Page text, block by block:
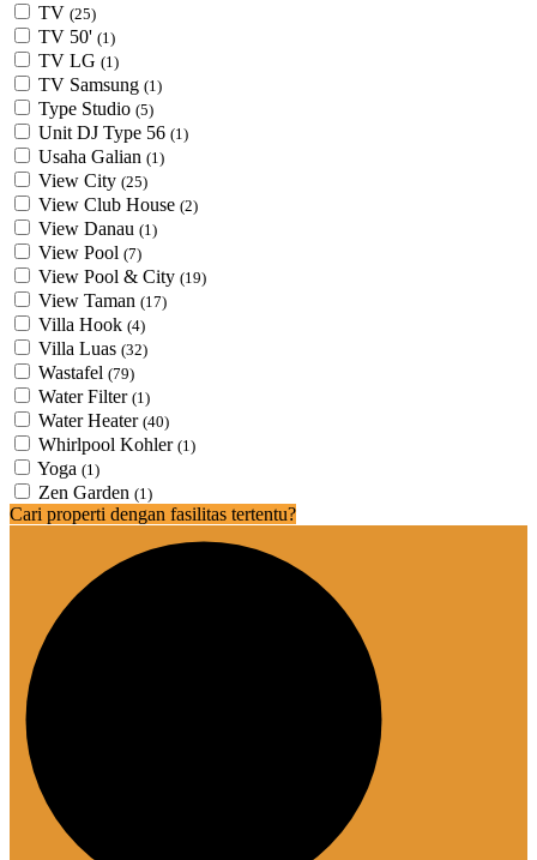
TV (25)
TV 50' (1)
TV LG (1)
TV Samsung (1)
Type Studio (5)
Unit DJ Type 56 (1)
Usaha Galian (1)
View City (25)
View Club House (2)
View Danau (1)
View Pool (7)
View Pool & City (19)
View Taman (17)
Villa Hook (4)
Villa Luas (32)
Wastafel (79)
Water Filter (1)
Water Heater (40)
Whirlpool Kohler (1)
Yoga (1)
Zen Garden (1)
Cari properti dengan fasilitas tertentu?